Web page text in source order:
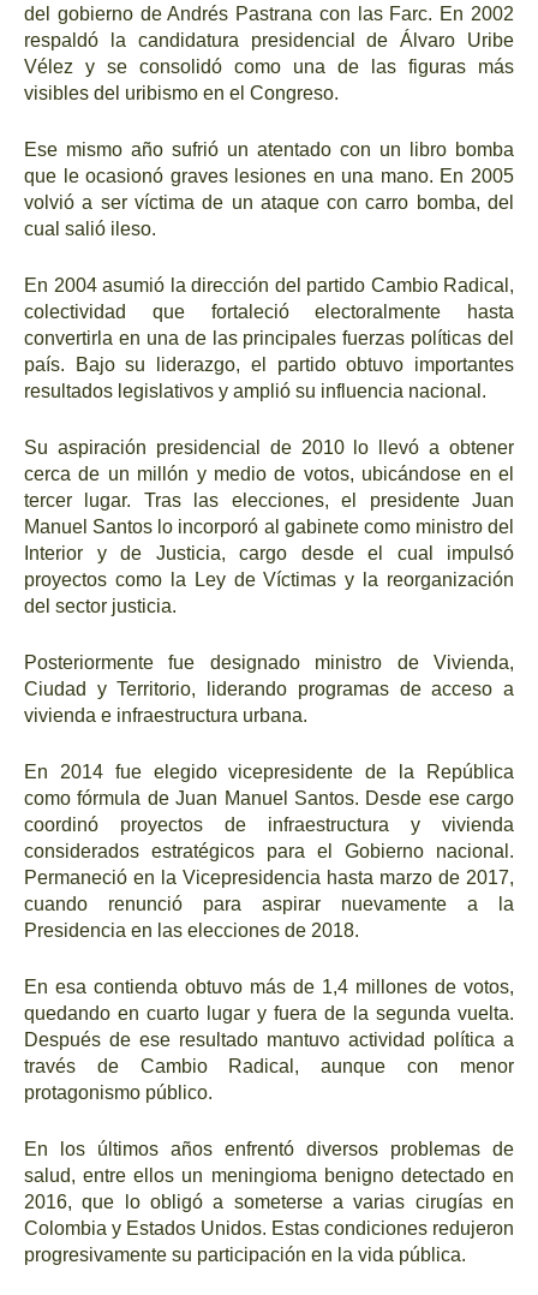
del gobierno de Andrés Pastrana con las Farc. En 2002
respaldó la candidatura presidencial de Álvaro Uribe
Vélez y se consolidó como una de las figuras más
visibles del uribismo en el Congreso.
Ese mismo año sufrió un atentado con un libro bomba
que le ocasionó graves lesiones en una mano. En 2005
volvió a ser víctima de un ataque con carro bomba, del
cual salió ileso.
En 2004 asumió la dirección del partido Cambio Radical,
colectividad que fortaleció electoralmente hasta
convertirla en una de las principales fuerzas políticas del
país. Bajo su liderazgo, el partido obtuvo importantes
resultados legislativos y amplió su influencia nacional.
Su aspiración presidencial de 2010 lo llevó a obtener
cerca de un millón y medio de votos, ubicándose en el
tercer lugar. Tras las elecciones, el presidente Juan
Manuel Santos lo incorporó al gabinete como ministro del
Interior y de Justicia, cargo desde el cual impulsó
proyectos como la Ley de Víctimas y la reorganización
del sector justicia.
Posteriormente fue designado ministro de Vivienda,
Ciudad y Territorio, liderando programas de acceso a
vivienda e infraestructura urbana.
En 2014 fue elegido vicepresidente de la República
como fórmula de Juan Manuel Santos. Desde ese cargo
coordinó proyectos de infraestructura y vivienda
considerados estratégicos para el Gobierno nacional.
Permaneció en la Vicepresidencia hasta marzo de 2017,
cuando renunció para aspirar nuevamente a la
Presidencia en las elecciones de 2018.
En esa contienda obtuvo más de 1,4 millones de votos,
quedando en cuarto lugar y fuera de la segunda vuelta.
Después de ese resultado mantuvo actividad política a
través de Cambio Radical, aunque con menor
protagonismo público.
En los últimos años enfrentó diversos problemas de
salud, entre ellos un meningioma benigno detectado en
2016, que lo obligó a someterse a varias cirugías en
Colombia y Estados Unidos. Estas condiciones redujeron
progresivamente su participación en la vida pública.